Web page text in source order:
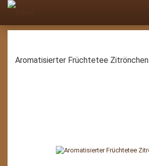
Aromatisierter Früchtetee Zitrönchen